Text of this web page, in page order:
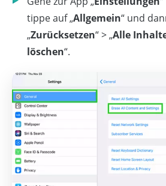
tippe auf „Allgemein“ und
„Zurücksetzen“ > „Alle
löschen“.